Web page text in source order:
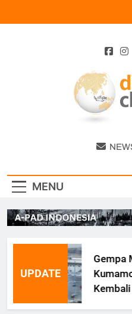
MENU
UPDATE
Gempa
Kembali
Gempa